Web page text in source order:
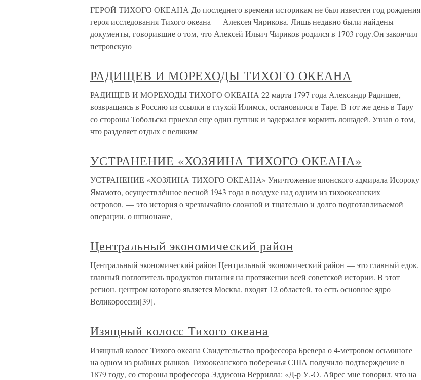
ГЕРОЙ ТИХОГО ОКЕАНА До последнего времени историкам не был известен год рождения
героя исследования Тихого океана — Алексея Чирикова. Лишь недавно были найдены
документы, говорившие о том, что Алексей Ильич Чириков родился в 1703 году.Он закончил
петровскую
РАДИЩЕВ И МОРЕХОДЫ ТИХОГО ОКЕАНА
РАДИЩЕВ И МОРЕХОДЫ ТИХОГО ОКЕАНА 22 марта 1797 года Александр Радищев,
возвращаясь в Россию из ссылки в глухой Илимск, остановился в Таре. В тот же день в Тару
со стороны Тобольска приехал еще один путник и задержался кормить лошадей. Узнав о том,
что разделяет отдых с великим
УСТРАНЕНИЕ «ХОЗЯИНА ТИХОГО ОКЕАНА»
УСТРАНЕНИЕ «ХОЗЯИНА ТИХОГО ОКЕАНА» Уничтожение японского адмирала Исороку
Ямамото, осуществлённое весной 1943 года в воздухе над одним из тихоокеанских
островов, — это история о чрезвычайно сложной и тщательно и долго подготавливаемой
операции, о шпионаже,
Центральный экономический район
Центральный экономический район Центральный экономический район — это главный едок,
главный поглотитель продуктов питания на протяжении всей советской истории. В этот
регион, центром которого является Москва, входят 12 областей, то есть основное ядро
Великороссии[39].
Изящный колосс Тихого океана
Изящный колосс Тихого океана Свидетельство профессора Бревера о 4-метровом осьминоге
на одном из рыбных рынков Тихоокеанского побережья США получило подтверждение в
1879 году, со стороны профессора Эддисона Веррилла: «Д-р У.-О. Айрес мне говорил, что на